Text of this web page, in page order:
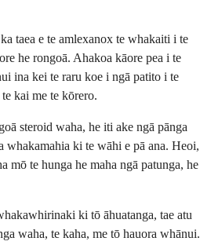
taea e te amlexanox te whakaiti i te
he rongoā. Ahakoa kāore pea i te
ina kei te raru koe i ngā patito i te
kai me te kōrero.
steroid waha, he iti ake ngā pānga
whakamahia ki te wāhi e pā ana. Heoi,
mō te hunga he maha ngā patunga, he
ki tō āhuatanga, tae atu
waha, te kaha, me tō hauora whānui.